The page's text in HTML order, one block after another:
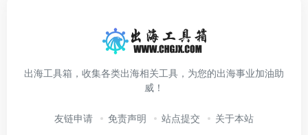
出海工具箱，收集各类出海相关工具，为您的出海事业加油助
威！
友链申请 免责声明 站点提交 关于本站